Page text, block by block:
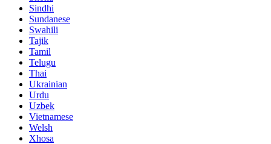
Sindhi
Sundanese
Swahili
Tajik
Tamil
Telugu
Thai
Ukrainian
Urdu
Uzbek
Vietnamese
Welsh
Xhosa